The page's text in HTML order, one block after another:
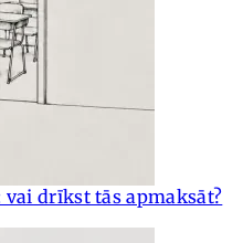
drīkst tās apmaksāt?